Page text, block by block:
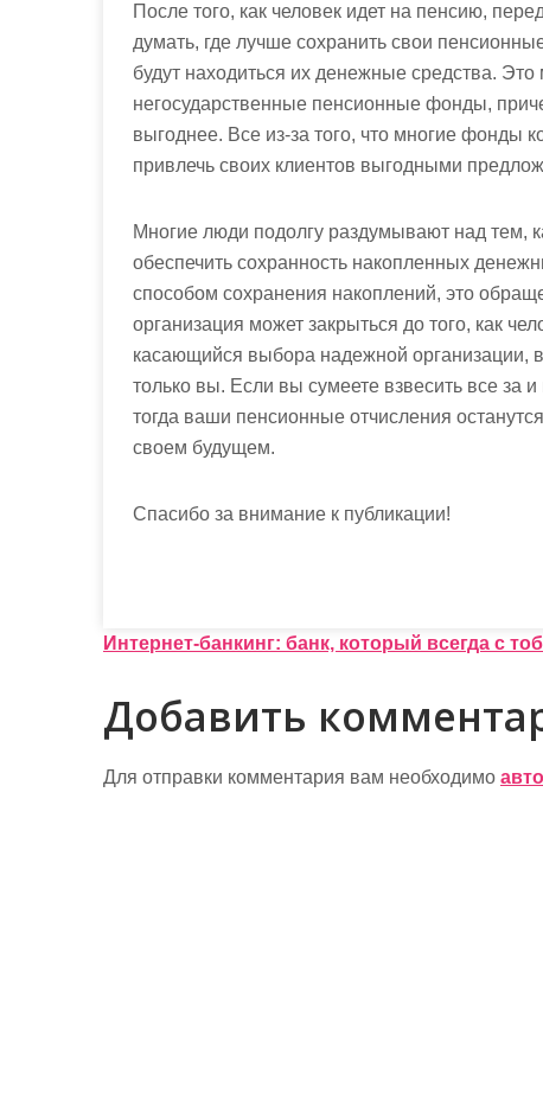
После того, как человек идет на пенсию,
думать, где лучше сохранить свои
будут находиться их денежные средства.
негосударственные пенсионные фонды,
выгоднее. Все из-за того, что многие фонды
привлечь своих клиентов выгодными
Многие люди подолгу раздумывают над тем,
обеспечить сохранность накопленных
способом сохранения накоплений, это
организация может закрыться до того, как
касающийся выбора надежной организации,
только вы. Если вы сумеете взвесить все за
тогда ваши пенсионные отчисления
своем будущем.
Спасибо за внимание к публикации!
Н
а
в
и
Интернет-банкинг: банк, который всегда с
Добавить
Для отправки комментария вам необходимо